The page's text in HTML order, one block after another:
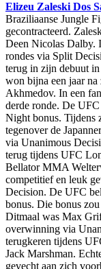
Elizeu Zaleski Dos
Braziliaanse Jungle
gecontracteerd.
Deen Nicolas Dalby.
rondes via Split
terug in zijn debuut
won bijna een jaar
Akhmedov. In een
derde ronde. De
Night bonus. Tijdens
tegenover de
via Unanimous
terug tijdens UFC
Bellator MMA
competitief en leuk
Decision. De UFC
bonus. Die bonus
Ditmaal was Max
overwinning via
terugkeren tijdens
Jack Marshman.
gevecht aan zich